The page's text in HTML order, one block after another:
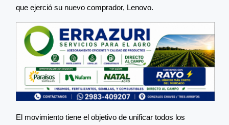
que ejerció su nuevo comprador, Lenovo.
El movimiento tiene el objetivo de unificar todos los